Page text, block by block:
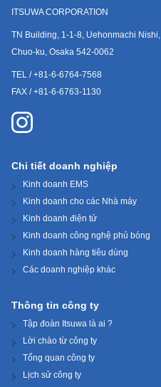
ITSUWA CORPORATION
TN Building, 1-1-8, Uehonmachi Nishi,
Chuo-ku, Osaka 542-0062
TEL / +81-6-6764-7568
FAX / +81-6-6763-1130
Chi tiết doanh nghiệp
Kinh doanh EMS
Kinh doanh cho các Nhà máy
Kinh doanh điện tử
Kinh doanh công nghệ phủ bóng
Kinh doanh hàng tiêu dùng
Các doanh nghiệp khác
Thông tin công ty
Tập đoàn Itsuwa là ai ?
Lời chào từ công ty
Tổng quan công ty
Lịch sử công ty